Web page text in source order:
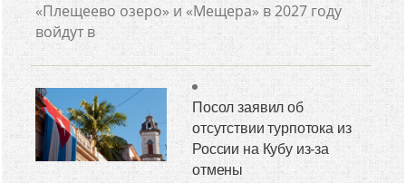
«Плещеево озеро» и «Мещера» в 2027 году
войдут в
Посол заявил об
отсутствии турпотока из
России на Кубу из-за
отмены